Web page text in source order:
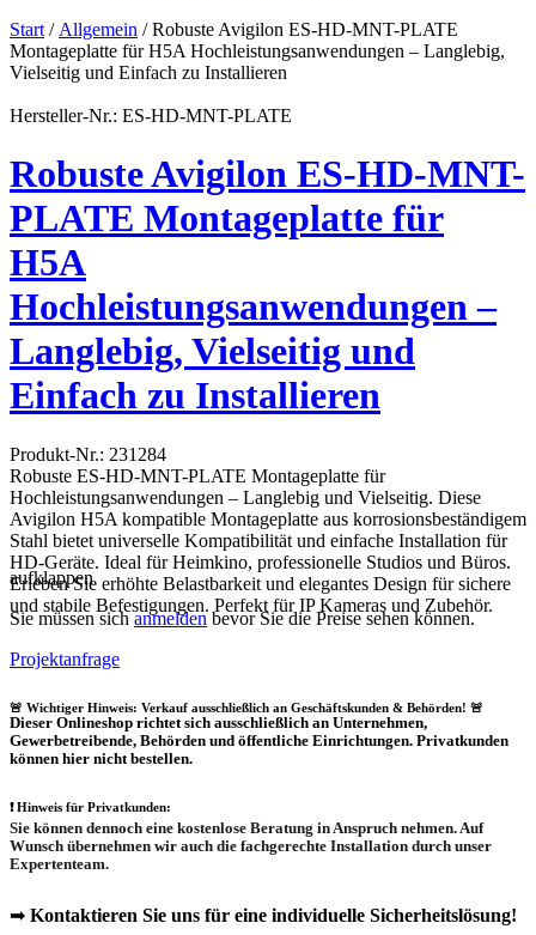
Start / Allgemein / Robuste Avigilon ES-HD-MNT-PLATE
Montageplatte für H5A Hochleistungsanwendungen – Langlebig,
Vielseitig und Einfach zu Installieren
Hersteller-Nr.: ES-HD-MNT-PLATE
Robuste Avigilon ES-HD-MNT-
PLATE Montageplatte für
H5A
Hochleistungsanwendungen –
Langlebig, Vielseitig und
Einfach zu Installieren
Produkt-Nr.: 231284
Robuste ES-HD-MNT-PLATE Montageplatte für
Hochleistungsanwendungen – Langlebig und Vielseitig. Diese
Avigilon H5A kompatible Montageplatte aus korrosionsbeständigem
Stahl bietet universelle Kompatibilität und einfache Installation für
HD-Geräte. Ideal für Heimkino, professionelle Studios und Büros.
Erleben Sie erhöhte Belastbarkeit und elegantes Design für sichere
und stabile Befestigungen. Perfekt für IP Kameras und Zubehör.
aufklappen
Sie müssen sichanmeldenbevor Sie die Preise sehen können.
Projektanfrage
🚨 Wichtiger Hinweis: Verkauf ausschließlich an Geschäftskunden & Behörden! 🚨
Dieser Onlineshop richtet sich ausschließlich an Unternehmen,
Gewerbetreibende, Behörden und öffentliche Einrichtungen. Privatkunden
können hier nicht bestellen.
❗Hinweis für Privatkunden:
Sie können dennoch eine kostenlose Beratung in Anspruch nehmen. Auf
Wunsch übernehmen wir auch die fachgerechte Installation durch unser
Expertenteam.
➡ Kontaktieren Sie uns für eine individuelle Sicherheitslösung!